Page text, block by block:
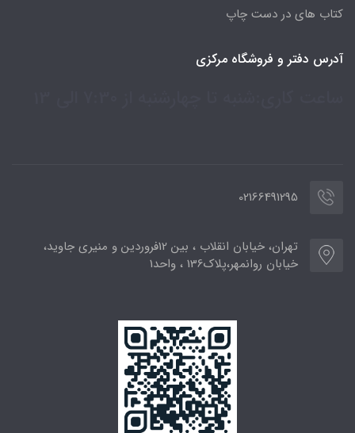
کتاب های در دست چاپ
آدرس دفتر و فروشگاه مرکزی
02166491295
تهران، خیابان انقلاب ، بین 12فروردین و منیری جاوید،
خیابان روانمهر،پلاک136 ، واحد1